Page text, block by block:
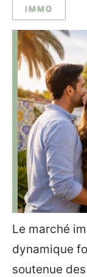
IMMO
Le marché
dynamique
soutenue